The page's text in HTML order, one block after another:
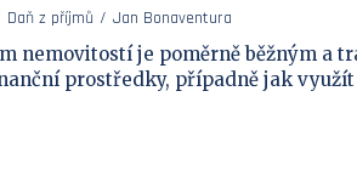
Daň z příjmů Jan Bonaventura
nemovitostí je poměrně běžným a
prostředky, případně jak využít